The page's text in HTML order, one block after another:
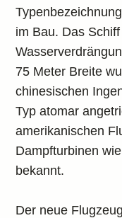
im Bau. Das
75 Meter Breite
chinesischen
Typ atomar
amerikanischen
Dampfturbinen
bekannt.
Der neue